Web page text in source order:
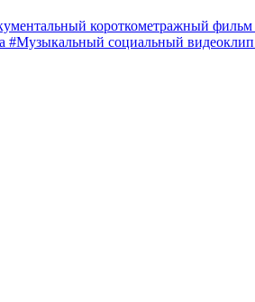
короткометражный фильм
#Музыкальный социальный видеоклип